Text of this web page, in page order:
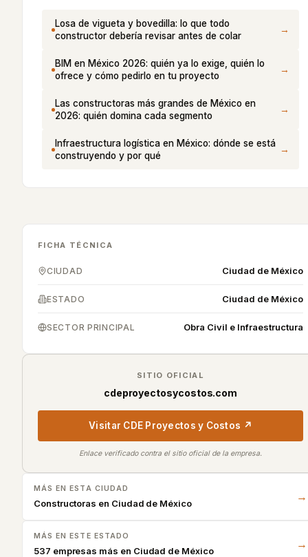
Losa de vigueta y bovedilla: lo que todo
constructor debería revisar antes de colar
→
BIM en México 2026: quién ya lo exige, quién lo
ofrece y cómo pedirlo en tu proyecto
→
Las constructoras más grandes de México en
2026: quién domina cada segmento
→
Infraestructura logística en México: dónde se está
construyendo y por qué
→
FICHA TÉCNICA
CIUDAD Ciudad de México
ESTADO Ciudad de México
SECTOR PRINCIPAL Obra Civil e Infraestructura
SITIO OFICIAL
cdeproyectosycostos.com
Visitar CDE Proyectos y Costos ↗
Enlace verificado contra el sitio oficial de la empresa.
MÁS EN ESTA CIUDAD
Constructoras en Ciudad de México →
MÁS EN ESTE ESTADO
537 empresas más en Ciudad de México →